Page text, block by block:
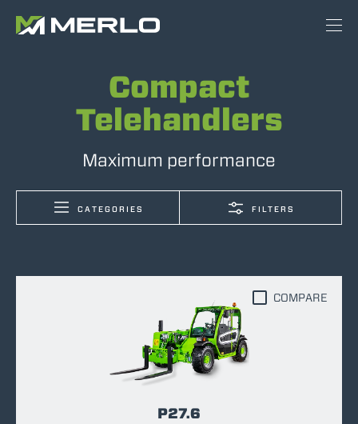
Compact
Telehandlers
Maximum performance
CATEGORIES FILTERS
P27.6
COMPARE